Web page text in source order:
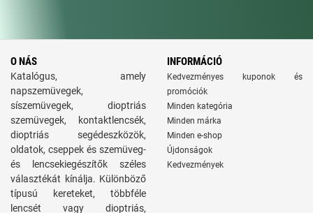
O NÁS
Katalógus, amely
napszemüvegek,
síszemüvegek, dioptriás
szemüvegek, kontaktlencsék,
dioptriás segédeszközök,
oldatok, cseppek és szemüveg-
és lencsekiegészítők széles
választékát kínálja. Különböző
típusú kereteket, többféle
lencsét vagy dioptriás,
INFORMÁCIÓ
Kedvezményes kuponok és
promóciók
Minden kategória
Minden márka
Minden e-shop
Újdonságok
Kedvezmények